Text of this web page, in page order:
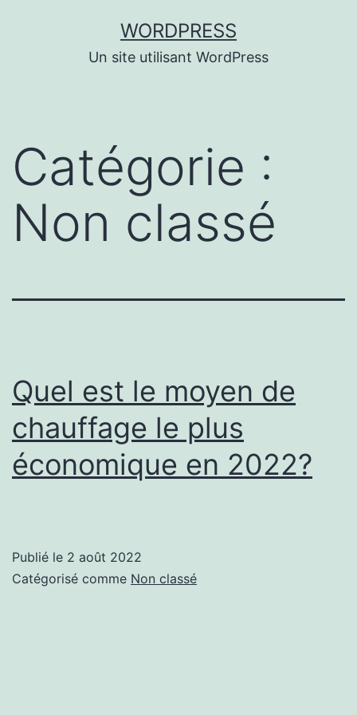
WORDPRESS
Un site utilisant WordPress
Catégorie :
Non classé
Quel est le moyen de
chauffage le plus
économique en 2022?
Publié le 2 août 2022
Catégorisé comme Non classé